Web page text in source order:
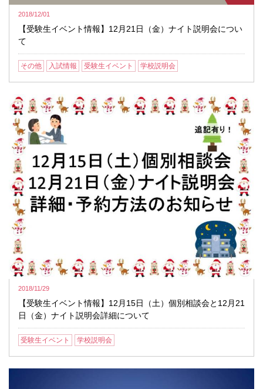
2018/12/01
【受験生イベント情報】12月21日（金）ナイト説明会につい
て
その他 入試情報 受験生イベント 学校説明会
2018/11/29
【受験生イベント情報】12月15日（土）個別相談会と12月21
日（金）ナイト説明会詳細について
受験生イベント 学校説明会